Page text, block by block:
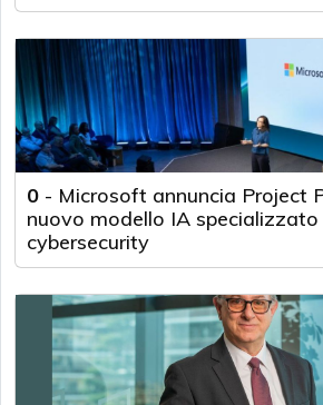
0 - Microsoft annuncia Project
nuovo modello IA specializzato
cybersecurity